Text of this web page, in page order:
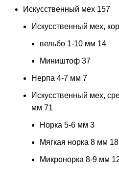
Искусственный мех 157
Искусственный мех,
вельбо 1-10 мм 14
Миништоф 37
Нерпа 4-7 мм 7
Искусственный мех,
мм 71
Норка 5-6 мм 3
Мягкая норка 8 мм 18
Микронорка 8-9 мм